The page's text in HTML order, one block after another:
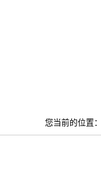
您当前的位置：